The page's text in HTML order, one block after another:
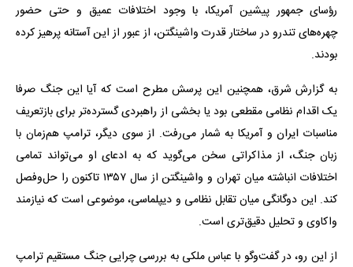
رؤسای جمهور پیشین آمریکا، با وجود اختلافات عمیق و حتی حضور
چهره‌های تندرو در ساختار قدرت واشینگتن، از عبور از این آستانه پرهیز کرده
بودند.
به گزارش شرق، همچنین این پرسش مطرح است که آیا این جنگ صرفا
یک اقدام نظامی مقطعی بود یا بخشی از راهبردی گسترده‌تر برای بازتعریف
مناسبات ایران و آمریکا به شمار می‌رفت. از سوی دیگر، ترامپ هم‌زمان با
زبان جنگ، از مذاکراتی سخن می‌گوید که به ادعای او می‌تواند تمامی
اختلافات انباشته میان تهران و واشینگتن از سال ۱۳۵۷ تاکنون را حل‌وفصل
کند. این دوگانگی میان تقابل نظامی و دیپلماسی، موضوعی است که نیازمند
واکاوی و تحلیل دقیق‌تری است.
از این رو، در گفت‌وگو با عباس ملکی به بررسی چرایی جنگ مستقیم ترامپ